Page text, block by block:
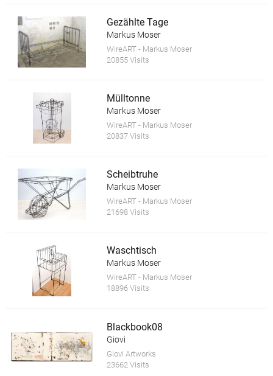
Gezählte Tage
Markus Moser
WireART - Markus Moser
20855 Visits
Mülltonne
Markus Moser
WireART - Markus Moser
20837 Visits
Scheibtruhe
Markus Moser
WireART - Markus Moser
21698 Visits
Waschtisch
Markus Moser
WireART - Markus Moser
18896 Visits
Blackbook08
Giovi
Giovi Artworks
23662 Visits